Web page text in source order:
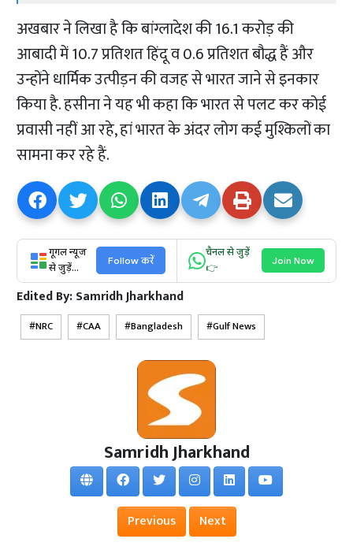
अखबार ने लिखा है कि बांग्लादेश की 16.1 करोड़ की
आबादी में 10.7 प्रतिशत हिंदू व 0.6 प्रतिशत बौद्ध हैं और
उन्होंने धार्मिक उत्पीड़न की वजह से भारत जाने से इनकार
किया है. हसीना ने यह भी कहा कि भारत से पलट कर कोई
प्रवासी नहीं आ रहे, हां भारत के अंदर लोग कई मुश्किलों का
सामना कर रहे हैं.
गूगल न्यूज
से जुड़ें...
Follow करें
चैनल से जुड़ें
👉
Join Now
Edited By:Samridh Jharkhand
NRC CAA Bangladesh Gulf News
Samridh Jharkhand
Previous Next